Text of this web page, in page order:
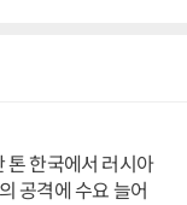
한국에서 러시아
공격에 수요 늘어